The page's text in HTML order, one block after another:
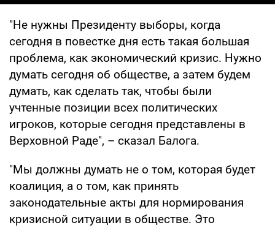
"Не нужны Президенту выборы, когда
сегодня в повестке дня есть такая большая
проблема, как экономический кризис. Нужно
думать сегодня об обществе, а затем будем
думать, как сделать так, чтобы были
учтенные позиции всех политических
игроков, которые сегодня представлены в
Верховной Раде", – сказал Балога.
"Мы должны думать не о том, которая будет
коалиция, а о том, как принять
законодательные акты для нормирования
кризисной ситуации в обществе. Это